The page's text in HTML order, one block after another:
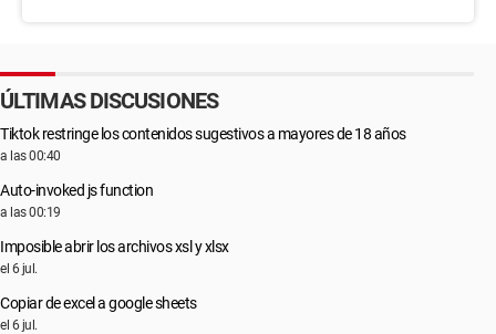
ÚLTIMAS DISCUSIONES
Tiktok restringe los contenidos sugestivos a mayores de 18 años
a las 00:40
Auto-invoked js function
a las 00:19
Imposible abrir los archivos xsl y xlsx
el 6 jul.
Copiar de excel a google sheets
el 6 jul.